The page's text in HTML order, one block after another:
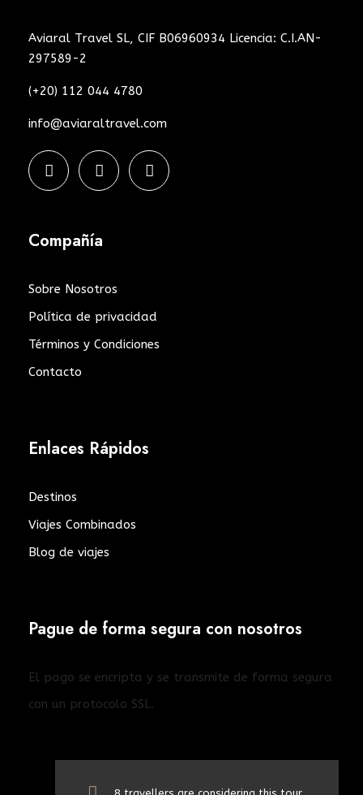
Aviaral Travel SL, CIF B06960934 Licencia: C.I.AN-
297589-2
(+20) 112 044 4780
info@aviaraltravel.com
Compañía
Sobre Nosotros
Política de privacidad
Términos y Condiciones
Contacto
Enlaces Rápidos
Destinos
Viajes Combinados
Blog de viajes
Pague de forma segura con nosotros
El pago se encripta y se transmite de forma segura
con un protocolo SSL.
©2024 Aviaral Travel. Todos los derechos